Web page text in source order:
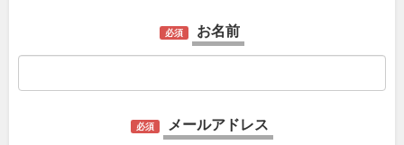
必須 お名前
必須 メールアドレス